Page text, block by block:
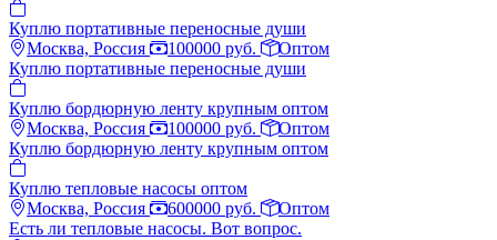
Куплю портативные переносные души
Москва, Россия
100000 руб.
Оптом
Куплю портативные переносные души
Куплю бордюрную ленту крупным оптом
Москва, Россия
100000 руб.
Оптом
Куплю бордюрную ленту крупным оптом
Куплю тепловые насосы оптом
Москва, Россия
600000 руб.
Оптом
Есть ли тепловые насосы. Вот вопрос.